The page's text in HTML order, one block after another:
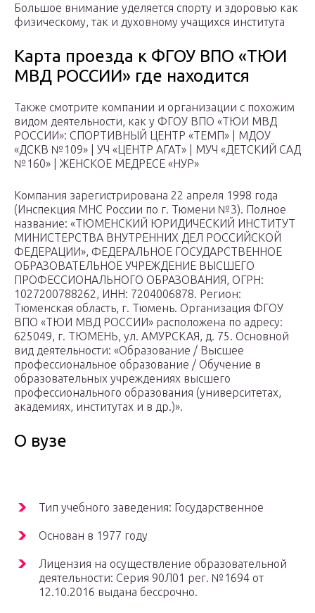
Большое внимание уделяется спорту и здоровью как
физическому, так и духовному учащихся института
Карта проезда к ФГОУ ВПО «ТЮИ
МВД РОССИИ» где находится
Также смотрите компании и организации с похожим
видом деятельности, как у ФГОУ ВПО «ТЮИ МВД
РОССИИ»: СПОРТИВНЫЙ ЦЕНТР «ТЕМП» | МДОУ
«ДСКВ №109» | УЧ «ЦЕНТР АГАТ» | МУЧ «ДЕТСКИЙ САД
№160» | ЖЕНСКОЕ МЕДРЕСЕ «НУР»
Компания зарегистрирована 22 апреля 1998 года
(Инспекция МНС России по г. Тюмени №3). Полное
название: «ТЮМЕНСКИЙ ЮРИДИЧЕСКИЙ ИНСТИТУТ
МИНИСТЕРСТВА ВНУТРЕННИХ ДЕЛ РОССИЙСКОЙ
ФЕДЕРАЦИИ», ФЕДЕРАЛЬНОЕ ГОСУДАРСТВЕННОЕ
ОБРАЗОВАТЕЛЬНОЕ УЧРЕЖДЕНИЕ ВЫСШЕГО
ПРОФЕССИОНАЛЬНОГО ОБРАЗОВАНИЯ, ОГРН:
1027200788262, ИНН: 7204006878. Регион:
Тюменская область, г. Тюмень. Организация ФГОУ
ВПО «ТЮИ МВД РОССИИ» расположена по адресу:
625049, г. ТЮМЕНЬ, ул. АМУРСКАЯ, д. 75. Основной
вид деятельности: «Образование / Высшее
профессиональное образование / Обучение в
образовательных учреждениях высшего
профессионального образования (университетах,
академиях, институтах и в др.)».
О вузе
Тип учебного заведения: Государственное
Основан в 1977 году
Лицензия на осуществление образовательной
деятельности: Серия 90Л01 рег. №1694 от
12.10.2016 выдана бессрочно.